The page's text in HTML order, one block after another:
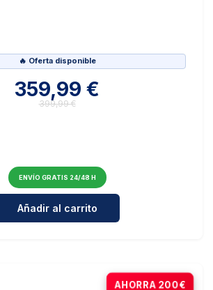
🔥 Oferta disponible
359,99 €
399,99 €
ENVÍO GRATIS 24/48 H
Cantidad para RedBull Racing
Añadir al carrito
AHORRA 200€
Pack